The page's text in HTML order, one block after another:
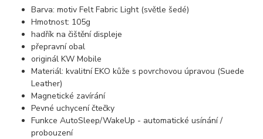
Barva: motiv Felt Fabric Light (světle šedé)
Hmotnost: 105g
hadřík na čištění displeje
přepravní obal
originál KW Mobile
Materiál: kvalitní EKO kůže s povrchovou úpravou (Suede
Leather)
Magnetické zavírání
Pevné uchycení čtečky
Funkce AutoSleep/WakeUp - automatické usínání /
probouzení